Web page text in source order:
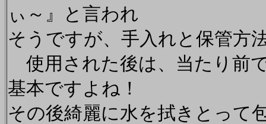
ぃ～』と言われ
そうですが、手入れと保管方
使用された後は、当たり前
基本ですよね！
その後綺麗に水を拭きとって